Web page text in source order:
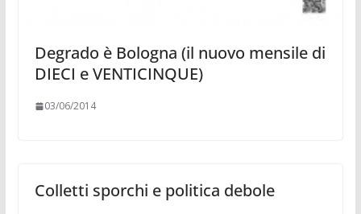
Degrado è Bologna (il nuovo mensile di
DIECI e VENTICINQUE)
03/06/2014
Colletti sporchi e politica debole